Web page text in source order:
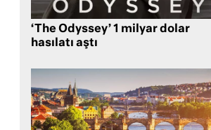
‘The Odyssey’ 1 milyar dolar
hasılatı aştı